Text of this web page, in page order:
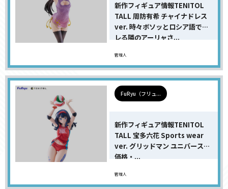
新作フィギュア情報TENITOL
TALL 周防有希 チャイナドレス
ver. 時々ボソッとロシア語でデ
レる隣のアーリャさ...
管理人
FuRyu（フリュ...
新作フィギュア情報TENITOL
TALL 宝多六花 Sports wear
ver. グリッドマン ユニバースの
価格・...
管理人